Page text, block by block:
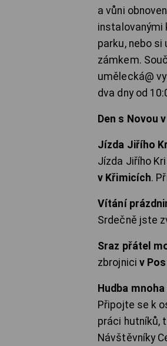
a vůni
instalovanými
parku, nebo si
zámkem.
umělecká@
dva dny od
Den s Novou
Jízda Jiřího
Jízda Jiřího
v Křimicích.
Vítání
Srdečně jste
Sraz přátel
zbrojnici v
Hudba
Připojte se k
práci hutníků,
Návštěvníky